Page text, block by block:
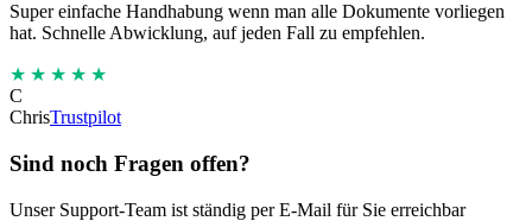
Super einfache Handhabung wenn man alle Dokumente vorliegen
hat. Schnelle Abwicklung, auf jeden Fall zu empfehlen.
★★★★★
C
ChrisTrustpilot
Sind noch Fragen offen?
Unser Support-Team ist ständig per E-Mail für Sie erreichbar